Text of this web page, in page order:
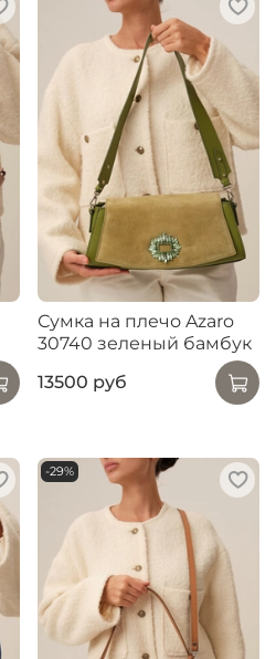
Сумка на плечо Azaro
30740 зеленый бамбук
13500 руб
-29%